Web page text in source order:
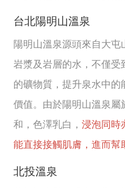
台北陽明山溫泉
陽明山溫泉源頭來自大
岩漿及岩層的水，不僅受
的礦物質，提升泉水中的
價值。由於陽明山溫泉屬
和，色澤乳白，浸泡同時
能直接接觸肌膚，進而幫
北投溫泉